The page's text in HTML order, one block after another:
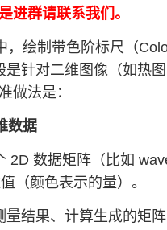
进群请联系我们。
，绘制带色阶标尺（
是针对二维图像（如热
做法是：
数据
2D 数据矩阵（比如
（颜色表示的量）。
量结果、计算生成的矩